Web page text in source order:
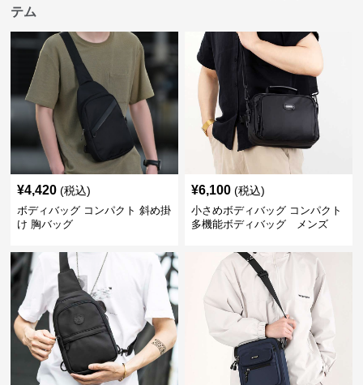
テム
¥4,420 (税込)
ボディバッグ コンパクト 斜め掛
け 胸バッグ
¥6,100 (税込)
小さめボディバッグ コンパクト
多機能ボディバッグ メンズ